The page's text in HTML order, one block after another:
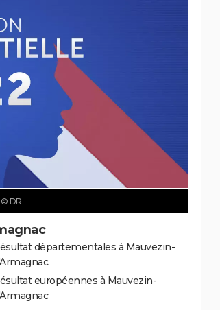
© DR
départementales à Mauvezin-
européennes à Mauvezin-